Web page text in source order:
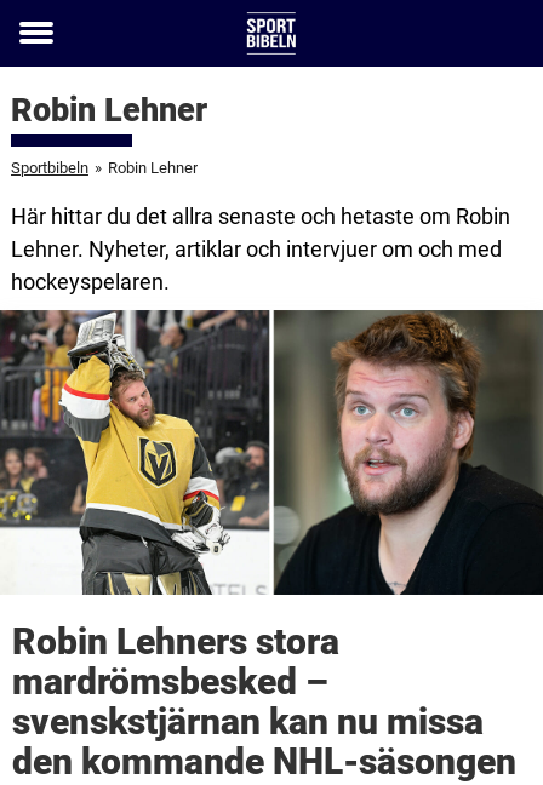
Toggle
Robin Lehner
Sportbibeln » Robin Lehner
Här hittar du det allra senaste och hetaste om Robin
Lehner. Nyheter, artiklar och intervjuer om och med
hockeyspelaren.
Robin Lehners stora
mardrömsbesked –
svenskstjärnan kan nu missa
den kommande NHL-säsongen